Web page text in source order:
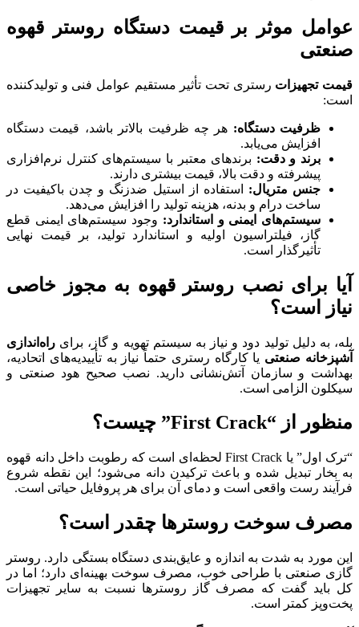
عوامل موثر بر قیمت دستگاه روستر قهوه
صنعتی
قیمت تجهیزات رستری تحت تأثیر مستقیم عوامل فنی و تولیدکننده
است:
ظرفیت دستگاه: هر چه ظرفیت بالاتر باشد، قیمت دستگاه
افزایش می‌یابد.
برند و دقت: برندهای معتبر با سیستم‌های کنترل نرم‌افزاری
پیشرفته و دقت بالا، قیمت بیشتری دارند.
جنس متریال: استفاده از استیل ضدزنگ و چدن باکیفیت در
ساخت درام و بدنه، هزینه تولید را افزایش می‌دهد.
سیستم‌های ایمنی و استاندارد: وجود سیستم‌های ایمنی قطع
گاز، فیلتراسیون اولیه و استاندارد تولید، بر قیمت نهایی
تأثیرگذار است.
آیا برای نصب روستر قهوه به مجوز خاصی
نیاز است؟
بله، به دلیل تولید دود و نیاز به سیستم تهویه و گاز، برای راه‌اندازی
آشپزخانه صنعتی یا کارگاه رستری حتماً نیاز به تأییدیه‌های اتحادیه،
بهداشت و سازمان آتش‌نشانی دارید. نصب صحیح هود صنعتی و
سیکلون الزامی است.
منظور از “First Crack” چیست؟
“ترک اول” یا First Crack لحظه‌ای است که رطوبت داخل دانه قهوه
به بخار تبدیل شده و باعث ترکیدن دانه می‌شود؛ این نقطه شروع
فرآیند رست واقعی است و دمای آن برای هر پروفایل حیاتی است.
مصرف سوخت روسترها چقدر است؟
این مورد به شدت به اندازه و عایق‌بندی دستگاه بستگی دارد. روستر
گازی صنعتی با طراحی خوب، مصرف سوخت بهینه‌ای دارد؛ اما در
کل باید گفت که مصرف گاز روسترها نسبت به سایر تجهیزات
پخت‌وپز کمتر است.